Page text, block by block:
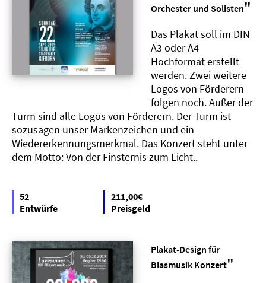
Orchester und Solisten"
Das Plakat soll im DIN
A3 oder A4
Hochformat erstellt
werden. Zwei weitere
Logos von Förderern
folgen noch. Außer der
Turm sind alle Logos von Förderern. Der Turm ist
sozusagen unser Markenzeichen und ein
Wiedererkennungsmerkmal. Das Konzert steht unter
dem Motto: Von der Finsternis zum Licht..
52
Entwürfe
211,00€
Preisgeld
Plakat-Design für
Blasmusik Konzert"